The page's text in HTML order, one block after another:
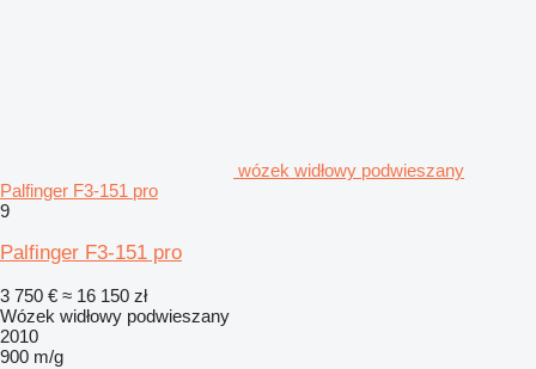
wózek widłowy podwieszany
Palfinger F3-151 pro
9
Palfinger F3-151 pro
3 750 € ≈ 16 150 zł
Wózek widłowy podwieszany
2010
900 m/g